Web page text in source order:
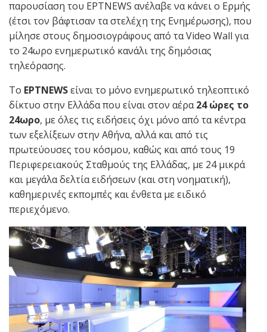
παρουσίαση του ΕΡΤNEWS ανέλαβε να κάνει ο Ερμής
(έτσι τον βάφτισαν τα στελέχη της Ενημέρωσης), που
μίλησε στους δημοσιογράφους από τα Video Wall για
το 24ωρο ενημερωτικό κανάλι της δημόσιας
τηλεόρασης.
Το ΕΡΤNEWSείναι το μόνο ενημερωτικό τηλεοπτικό
δίκτυο στην Ελλάδα που είναι στον αέρα24 ώρες το
24ωρο, με όλες τις ειδήσεις όχι μόνο από τα κέντρα
των εξελίξεων στην Αθήνα, αλλά και από τις
πρωτεύουσες του κόσμου, καθώς και από τους 19
Περιφερειακούς Σταθμούς της Ελλάδας, με 24 μικρά
και μεγάλα δελτία ειδήσεων (και στη νοηματική),
καθημερινές εκπομπές και ένθετα με ειδικό
περιεχόμενο.